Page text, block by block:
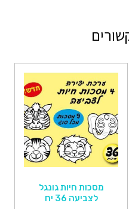
מסכות חיות גונגל
לצביעה 36 יח